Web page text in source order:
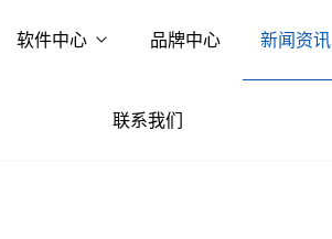
软件中心 品牌中心 新闻资讯
联系我们